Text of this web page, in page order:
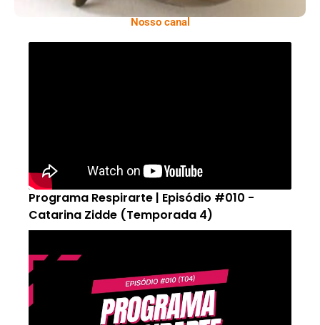
Nosso canal
Programa Respirarte | Episódio #010 -
Catarina Zidde (Temporada 4)